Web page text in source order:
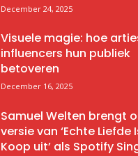
December 24, 2025
Visuele magie: hoe
influencers hun publiek
betoveren
December 16, 2025
Samuel Welten brengt
versie van ‘Echte Liefde
Koop uit’ als Spotify